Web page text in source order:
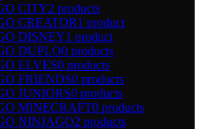
CITY2 products
CREATOR1 product
DISNEY1 product
DUPLO0 products
ELVES0 products
FRIENDS0 products
JUNIORS0 products
MINECRAFT0 products
NINJAGO2 products